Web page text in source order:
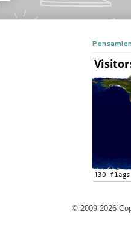
© 2009-2026